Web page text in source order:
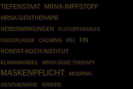
TIEFENSTAAT
MRNA-IMPFSTOFF
MRNA-GENTHERAPIE
NEBENWIRKUNGEN
FLUTOPFERHILFE
NIEDERLANDE CALMING PEI
FBI
ROBERT-KOCH INSTITUT
KLIMAWANDEL MRNA GENE THERAPY
MASKENPFLICHT
MODRNA-
GENTHERAPIE
GRIPPE